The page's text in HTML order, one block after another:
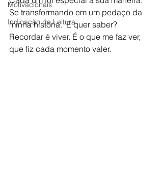
Motivacionais
Indicação de Leitura
Se transformando em um pedaço da
minha história.  E quer saber?
Recordar é viver. É o que me faz ver,
que fiz cada momento valer.